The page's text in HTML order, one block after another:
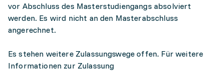
vor Abschluss des Masterstudiengangs absolviert
werden. Es wird nicht an den Masterabschluss
angerechnet.
Es stehen weitere Zulassungswege offen. Für weitere
Informationen zur Zulassung